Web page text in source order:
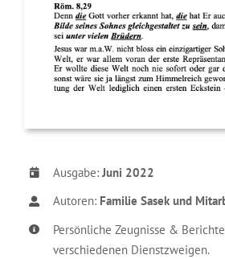
Ausgabe:Juni 2022
Autoren: Familie Sasek und
Persönliche Zeugnisse &
verschiedenen Dienstzweigen.